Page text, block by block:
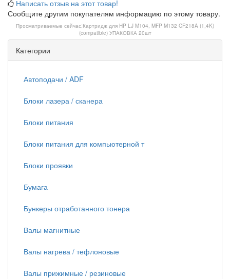
Написать отзыв на этот товар!
Сообщите другим покупателям информацию по этому товару.
Просматриваемые сейчас:Картридж для HP LJ M104, MFP M132 CF218A (1,4K)
(compatible) УПАКОВКА 20шт
Категории
Автоподачи / ADF
Блоки лазера / сканера
Блоки питания
Блоки питания для компьютерной т
Блоки проявки
Бумага
Бункеры отработанного тонера
Валы магнитные
Валы нагрева / тефлоновые
Валы прижимные / резиновые